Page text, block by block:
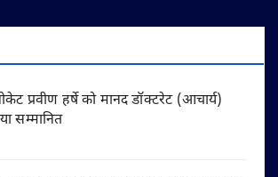
प्रवीण हर्षे को मानद डॉक्टरेट (आचार्य)
सम्मानित